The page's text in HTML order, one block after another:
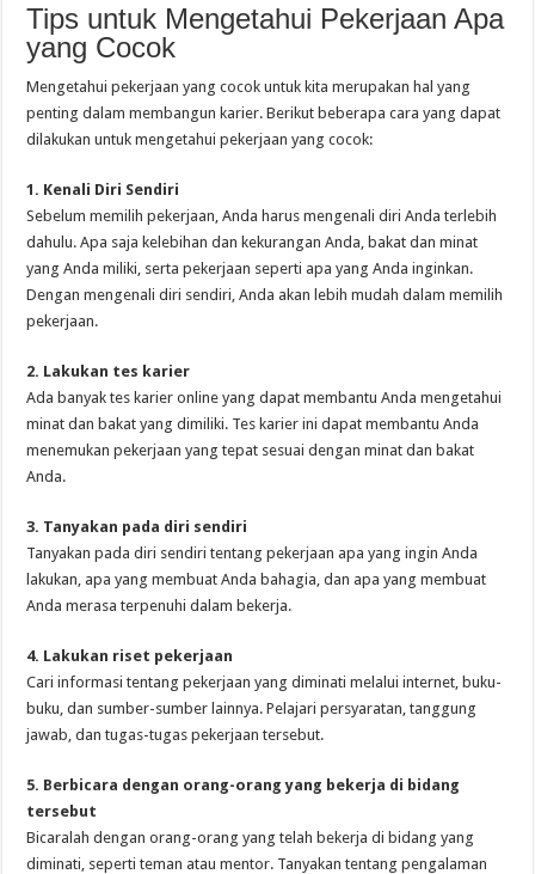
Tips untuk Mengetahui Pekerjaan Apa
yang Cocok
Mengetahui pekerjaan yang cocok untuk kita merupakan hal yang
penting dalam membangun karier. Berikut beberapa cara yang dapat
dilakukan untuk mengetahui pekerjaan yang cocok:
1. Kenali Diri Sendiri
Sebelum memilih pekerjaan, Anda harus mengenali diri Anda terlebih
dahulu. Apa saja kelebihan dan kekurangan Anda, bakat dan minat
yang Anda miliki, serta pekerjaan seperti apa yang Anda inginkan.
Dengan mengenali diri sendiri, Anda akan lebih mudah dalam memilih
pekerjaan.
2. Lakukan tes karier
Ada banyak tes karier online yang dapat membantu Anda mengetahui
minat dan bakat yang dimiliki. Tes karier ini dapat membantu Anda
menemukan pekerjaan yang tepat sesuai dengan minat dan bakat
Anda.
3. Tanyakan pada diri sendiri
Tanyakan pada diri sendiri tentang pekerjaan apa yang ingin Anda
lakukan, apa yang membuat Anda bahagia, dan apa yang membuat
Anda merasa terpenuhi dalam bekerja.
4. Lakukan riset pekerjaan
Cari informasi tentang pekerjaan yang diminati melalui internet, buku-
buku, dan sumber-sumber lainnya. Pelajari persyaratan, tanggung
jawab, dan tugas-tugas pekerjaan tersebut.
5. Berbicara dengan orang-orang yang bekerja di bidang
tersebut
Bicaralah dengan orang-orang yang telah bekerja di bidang yang
diminati, seperti teman atau mentor. Tanyakan tentang pengalaman